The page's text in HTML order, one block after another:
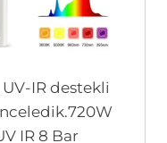
IR destekli
IR 8 Bar